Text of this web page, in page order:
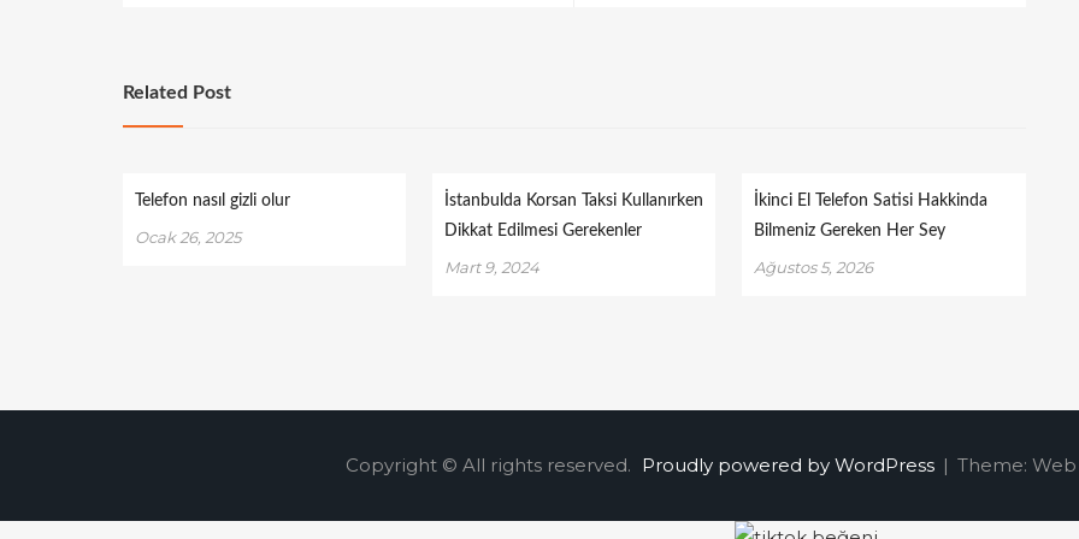
Related Post
Telefon nasıl gizli olur
Ocak 26, 2025
İstanbulda Korsan Taksi Kullanırken
Dikkat Edilmesi Gerekenler
Mart 9, 2024
İkinci El Telefon Satisi Hakkinda
Bilmeniz Gereken Her Sey
Ağustos 5, 2026
Copyright © All rights reserved. Proudly powered by WordPress | Theme: